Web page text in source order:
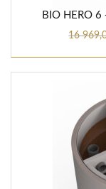
BIO HERO 6
16